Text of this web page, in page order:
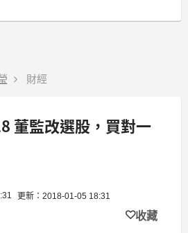
財經
董監改選股，買對一
更新：2018-01-05 18:31
收藏